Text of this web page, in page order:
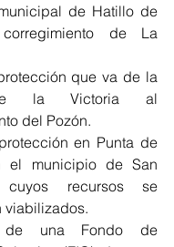
de Hatillo de
de La
que va de la
la Victoria al
del Pozón.
en Punta de
el municipio de San
cuyos recursos se
viabilizados.
de una Fondo de